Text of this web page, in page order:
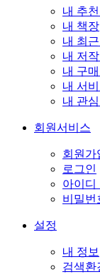
내 추
내 책장
내 최
내 저
내 구
내 서
내 관
회원서비스
회원가
로그인
아이디
비밀번
설정
내 정보
검색환